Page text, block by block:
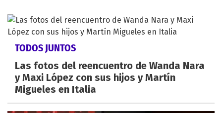
TODOS JUNTOS
Las fotos del reencuentro de Wanda Nara
y Maxi López con sus hijos y Martín
Migueles en Italia